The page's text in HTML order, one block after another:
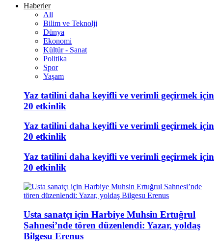
Haberler
All
Bilim ve Teknolji
Dünya
Ekonomi
Kültür - Sanat
Politika
Spor
Yaşam
Yaz tatilini daha keyifli ve verimli geçirmek için
20 etkinlik
Yaz tatilini daha keyifli ve verimli geçirmek için
20 etkinlik
Yaz tatilini daha keyifli ve verimli geçirmek için
20 etkinlik
Usta sanatçı için Harbiye Muhsin Ertuğrul
Sahnesi’nde tören düzenlendi: Yazar, yoldaş
Bilgesu Erenus